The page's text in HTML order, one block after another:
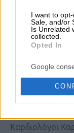
I want to
Sale, and/or
Is Unrelated
collected.
Opted In
Google
Pet Shop
Τζάκια Καρδίτσα
Σχολές Οδηγών
Έπιπλα
Μεταφραστές
Καρδιολόγοι